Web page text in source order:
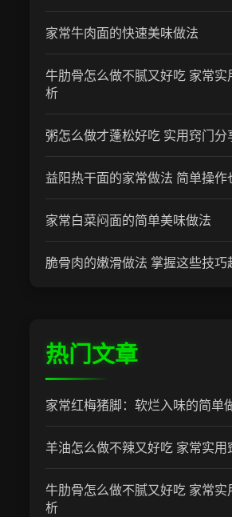
家常牛肉面的快速美味做法
牛肋骨怎么做不腻又好吃 家常
析
粥怎么做才蓬松好吃 实用窍门分
益阳热干面的家常做法 简单操作
家常白菜闷面的简单美味做法
脆骨肉的嫩滑做法 掌握这些技巧
热门文章
家常红梅猪脚：软烂入味的简单
羊油怎么做不辣又好吃 家常实用
牛肋骨怎么做不腻又好吃 家常
析